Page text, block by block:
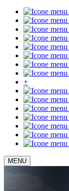
+
MENU